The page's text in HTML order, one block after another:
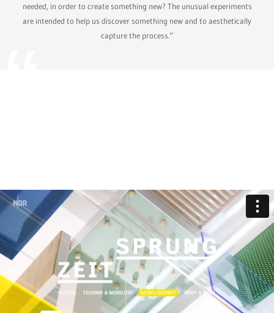
needed, in order to create something new? The unusual experiments
are intended to help us discover something new and to aesthetically
capture the process.“